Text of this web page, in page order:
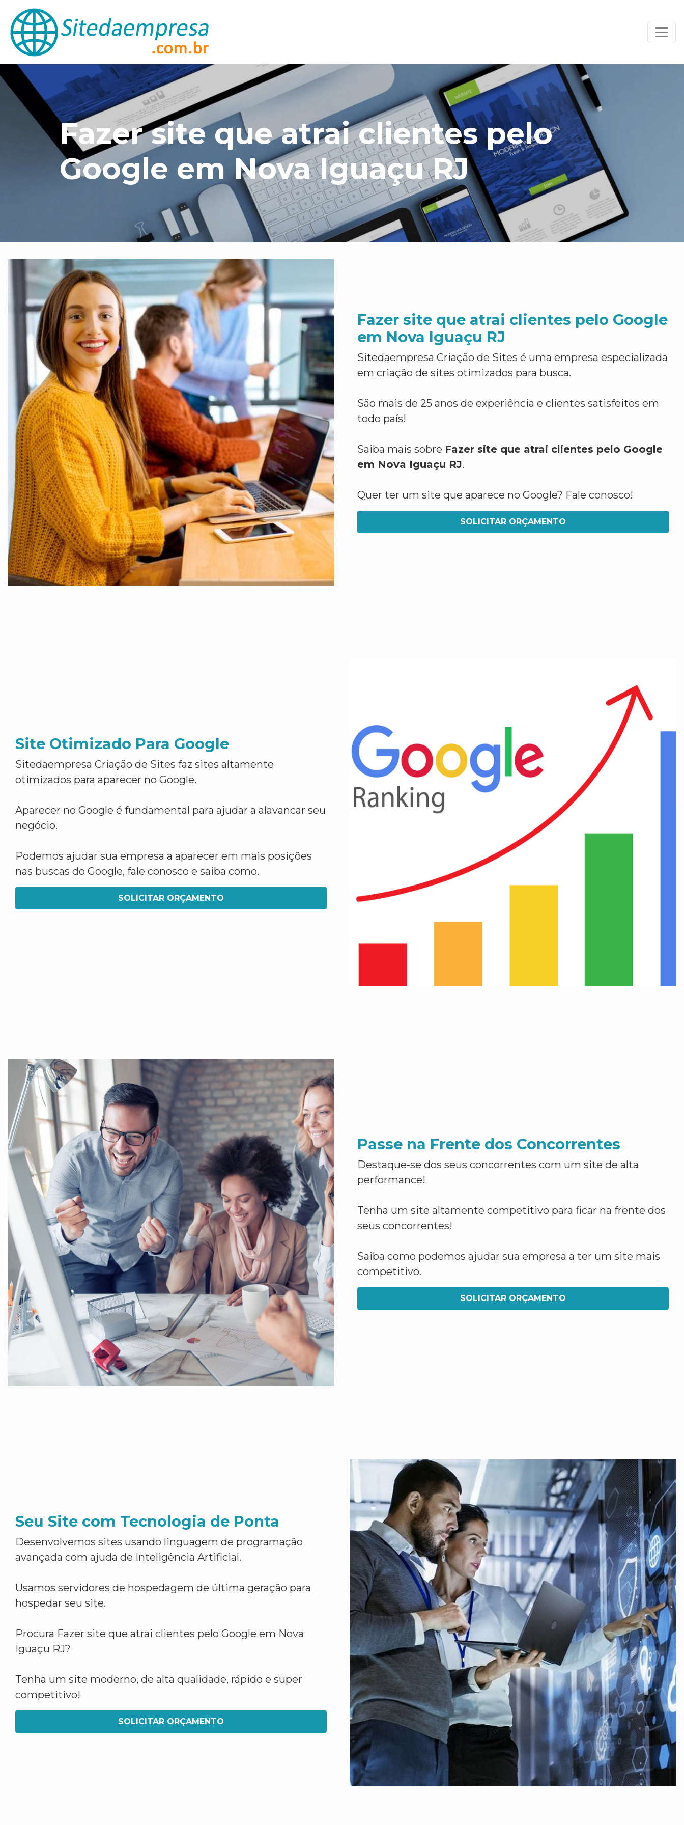
Fazer site que atrai clientes pelo
Google em Nova Iguaçu RJ
Fazer site que atrai clientes pelo Google
em Nova Iguaçu RJ
Sitedaempresa Criação de Sites é uma empresa especializada
em criação de sites otimizados para busca.
São mais de 25 anos de experiência e clientes satisfeitos em
todo país!
Saiba mais sobre Fazer site que atrai clientes pelo Google
em Nova Iguaçu RJ.
Quer ter um site que aparece no Google? Fale conosco!
SOLICITAR ORÇAMENTO
Site Otimizado Para Google
Sitedaempresa Criação de Sites faz sites altamente
otimizados para aparecer no Google.
Aparecer no Google é fundamental para ajudar a alavancar seu
negócio.
Podemos ajudar sua empresa a aparecer em mais posições
nas buscas do Google, fale conosco e saiba como.
SOLICITAR ORÇAMENTO
Passe na Frente dos Concorrentes
Destaque-se dos seus concorrentes com um site de alta
performance!
Tenha um site altamente competitivo para ficar na frente dos
seus concorrentes!
Saiba como podemos ajudar sua empresa a ter um site mais
competitivo.
SOLICITAR ORÇAMENTO
Seu Site com Tecnologia de Ponta
Desenvolvemos sites usando linguagem de programação
avançada com ajuda de Inteligência Artificial.
Usamos servidores de hospedagem de última geração para
hospedar seu site.
Procura Fazer site que atrai clientes pelo Google em Nova
Iguaçu RJ?
Tenha um site moderno, de alta qualidade, rápido e super
competitivo!
SOLICITAR ORÇAMENTO